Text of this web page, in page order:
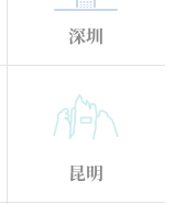
深圳
昆明